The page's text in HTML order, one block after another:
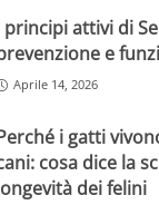
principi attivi di
e
Aprile 14, 2026
i gatti
cosa dice la
dei felini